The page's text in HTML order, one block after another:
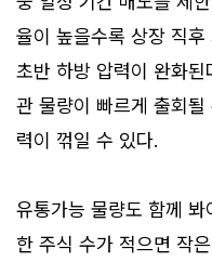
율이 높을수록 상장 직
초반 하방 압력이 완화된
관 물량이 빠르게 출회
력이 꺾일 수 있다.
유통가능 물량도 함께
한 주식 수가 적으면 작